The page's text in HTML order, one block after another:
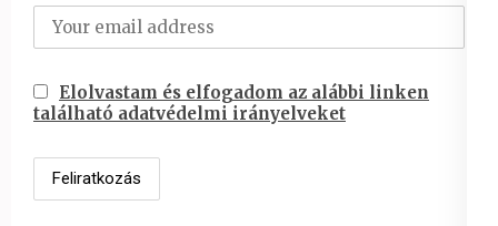
Elolvastam és elfogadom az alábbi linken
található adatvédelmi irányelveket